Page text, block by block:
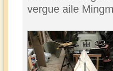
vergue aile